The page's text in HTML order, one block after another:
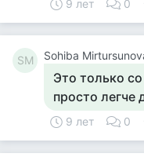
9 лет 0
SM Sohiba
Это только
просто легче
9 лет 0